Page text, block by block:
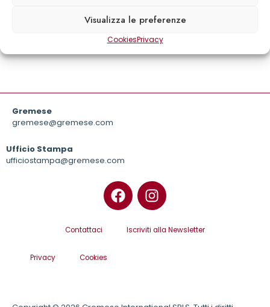
Visualizza le preferenze
CookiesPrivacy
Delphine Coulin
Gremese
gremese@gremese.com
Ufficio Stampa
ufficiostampa@gremese.com
Contattaci Iscriviti alla Newsletter
Privacy Cookies